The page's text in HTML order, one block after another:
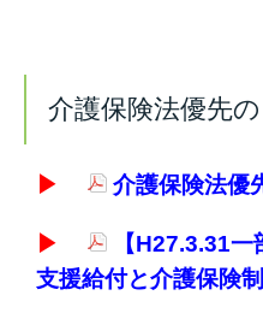
介護保険法優先
▶ 介護保険法優
▶
【H27.3.31
支援給付と介護保険